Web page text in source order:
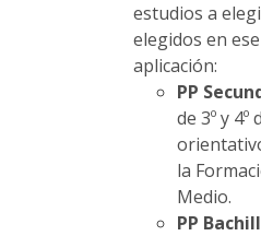
estudios a
elegidos en
aplicación:
PP
de 3º y
la
Medio.
PP